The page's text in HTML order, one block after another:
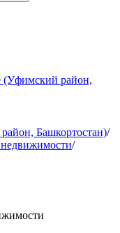
(Уфимский район,
Башкортостан)/
/